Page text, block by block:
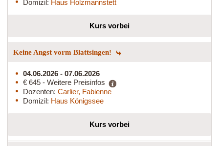
Domizil: Haus Holzmannstett
Kurs vorbei
Keine Angst vorm Blattsingen!
04.06.2026 - 07.06.2026
€ 645 - Weitere Preisinfos
Dozenten: Carlier, Fabienne
Domizil: Haus Königssee
Kurs vorbei